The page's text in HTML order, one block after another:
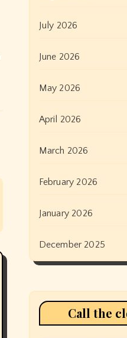
July 2026
June 2026
May 2026
April 2026
March 2026
February 2026
January 2026
December 2025
Call the